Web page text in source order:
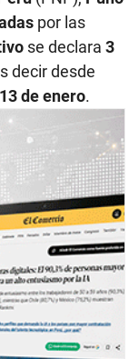
por las
se declara 3
decir desde
de enero.